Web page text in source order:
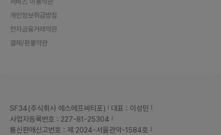
개인정보취급방침
전자금융거래약관
결제/환불약관
SF34(주식회사 에스에프써티포)
대표 : 이성민
사업자등록번호 : 227-81-25304
통신판매신고번호 : 제 2024-서울관악-1584호